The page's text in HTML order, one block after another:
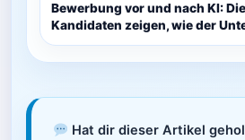
Bewerbung vor und nach KI:
Kandidaten zeigen, wie der
Hat dir dieser Artikel